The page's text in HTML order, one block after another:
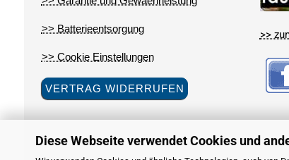
Diese Webseite verwendet Cookies und
>> Batterieentsorgung
>> Cookie Einstellungen
VERTRAG WIDERRUFEN
>>